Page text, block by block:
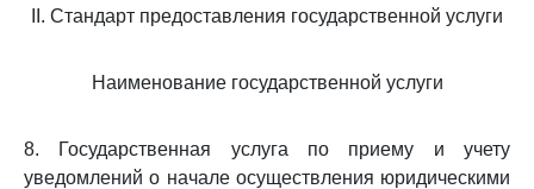
II. Стандарт предоставления государственной услуги
Наименование государственной услуги
8. Государственная услуга по приему и учету
уведомлений о начале осуществления юридическими